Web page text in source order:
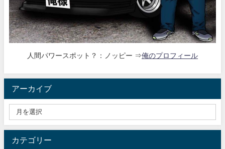
人間パワースポット？：ノッピー ⇒俺のプロフィール
アーカイブ
カテゴリー